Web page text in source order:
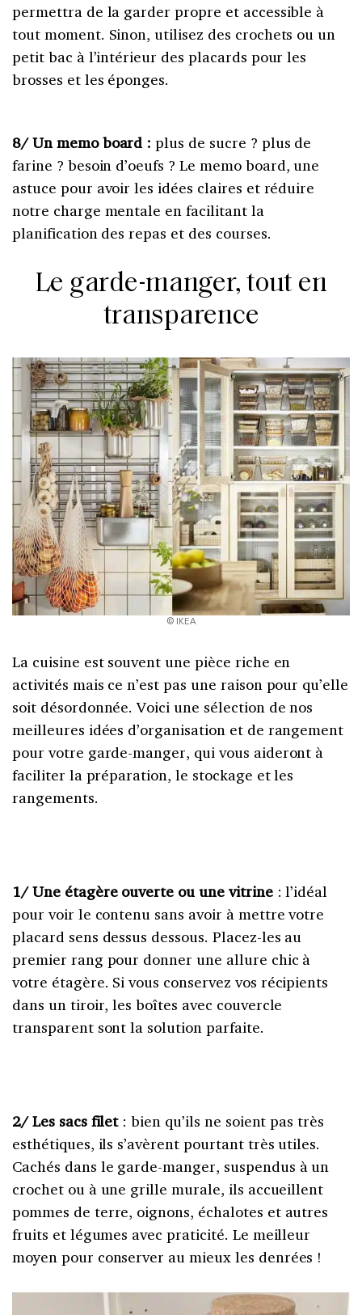
permettra de la garder propre et accessible à
tout moment. Sinon, utilisez des crochets ou un
petit bac à l’intérieur des placards pour les
brosses et les éponges.
8/ Un memo board :plus de sucre ? plus de
farine ? besoin d’oeufs ? Le memo board, une
astuce pour avoir les idées claires et réduire
notre charge mentale en facilitant la
planification des repas et des courses.
Le garde-manger, tout en
transparence
© IKEA
La cuisine est souvent une pièce riche en
activités mais ce n’est pas une raison pour qu’elle
soit désordonnée. Voici une sélection de nos
meilleures idées d’organisation et de rangement
pour votre garde-manger, qui vous aideront à
faciliter la préparation, le stockage et les
rangements.
1/ Une étagère ouverte ou une vitrine : l’idéal
pour voir le contenu sans avoir à mettre votre
placard sens dessus dessous. Placez-les au
premier rang pour donner une allure chic à
votre étagère. Si vous conservez vos récipients
dans un tiroir, les boîtes avec couvercle
transparent sont la solution parfaite.
2/ Les sacs filet: bien qu’ils ne soient pas très
esthétiques, ils s’avèrent pourtant très utiles.
Cachés dans le garde-manger, suspendus à un
crochet ou à une grille murale, ils accueillent
pommes de terre, oignons, échalotes et autres
fruits et légumes avec praticité. Le meilleur
moyen pour conserver au mieux les denrées !